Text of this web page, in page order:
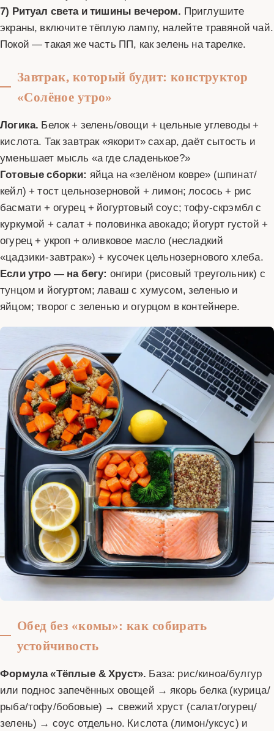
7) Ритуал света и тишины вечером. Приглушите
экраны, включите тёплую лампу, налейте травяной чай.
Покой — такая же часть ПП, как зелень на тарелке.
Завтрак, который будит: конструктор
«Солёное утро»
Логика. Белок + зелень/овощи + цельные углеводы +
кислота. Так завтрак «якорит» сахар, даёт сытость и
уменьшает мысль «а где сладенькое?»
Готовые сборки: яйца на «зелёном ковре» (шпинат/
кейл) + тост цельнозерновой + лимон; лосось + рис
басмати + огурец + йогуртовый соус; тофу-скрэмбл с
куркумой + салат + половинка авокадо; йогурт густой +
огурец + укроп + оливковое масло (несладкий
«цадзики-завтрак») + кусочек цельнозернового хлеба.
Если утро — на бегу: онгири (рисовый треугольник) с
тунцом и йогуртом; лаваш с хумусом, зеленью и
яйцом; творог с зеленью и огурцом в контейнере.
Обед без «комы»: как собирать
устойчивость
Формула «Тёплые & Хруст». База: рис/киноа/булгур
или поднос запечённых овощей → якорь белка (курица/
рыба/тофу/бобовые) → свежий хруст (салат/огурец/
зелень) → соус отдельно. Кислота (лимон/уксус) и